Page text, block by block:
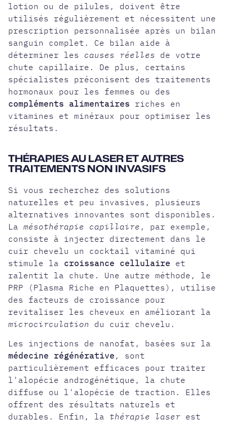
lotion ou de pilules, doivent être
utilisés régulièrement et nécessitent une
prescription personnalisée après un bilan
sanguin complet . Ce bilan aide à
déterminer les causes réelles de votre
chute capillaire. De plus, certains
spécialistes préconisent des traitements
hormonaux pour les femmes ou des
compléments alimentaires riches en
vitamines et minéraux pour optimiser les
résultats.
THÉRAPIES AU LASER ET AUTRES
TRAITEMENTS NON INVASIFS
Si vous recherchez des solutions
naturelles et peu invasives, plusieurs
alternatives innovantes sont disponibles.
Lamésothérapie capillaire , par exemple,
consiste à injecter directement dans le
cuir chevelu un cocktail vitaminé qui
stimule la croissance cellulaire et
ralentit la chute. Une autre méthode, le
PRP (Plasma Riche en Plaquettes), utilise
des facteurs de croissance pour
revitaliser les cheveux en améliorant la
microcirculation du cuir chevelu.
Les injections de nanofat, basées sur la
médecine régénérative , sont
particulièrement efficaces pour traiter
l'alopécie androgénétique, la chute
diffuse ou l'alopécie de traction. Elles
offrent des résultats naturels et
durables. Enfin, la thérapie laser est